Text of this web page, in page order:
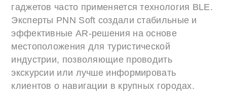
гаджетов часто применяется технология BLE.
Эксперты PNN Soft создали стабильные и
эффективные AR-решения на основе
местоположения для туристической
индустрии, позволяющие проводить
экскурсии или лучше информировать
клиентов о навигации в крупных городах.